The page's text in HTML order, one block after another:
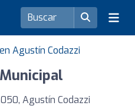
Agustín Codazzi
Agustín Codazzi